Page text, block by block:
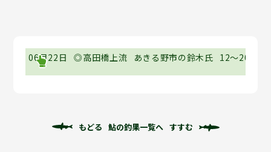
06月22日 ◎高田橋上流 あきる野市の鈴木氏 12～20㎝
もどる 鮎の釣果一覧へ すすむ